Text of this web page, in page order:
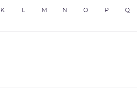
K M N O P Q